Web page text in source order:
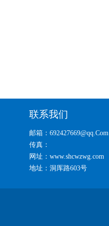
联系我们
邮箱：692427669@qq.Com
传真：
网址：www.shcwzwg.com
地址：洞厍路603号